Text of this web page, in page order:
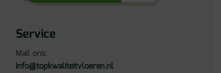
Service
Mail ons:
info@topkwaliteitvloeren.nl